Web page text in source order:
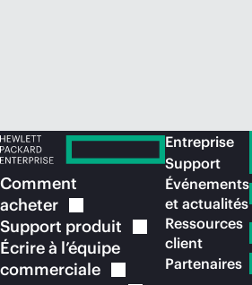
Comment
acheter
Support produit
Écrire à l’équipe
commerciale
Entreprise
Support
Événements
et actualités
Ressources
client
Partenaires